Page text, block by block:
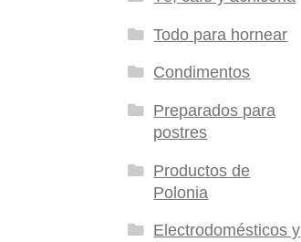
Todo para hornear
Condimentos
Preparados para
postres
Productos de
Polonia
Electrodomésticos y